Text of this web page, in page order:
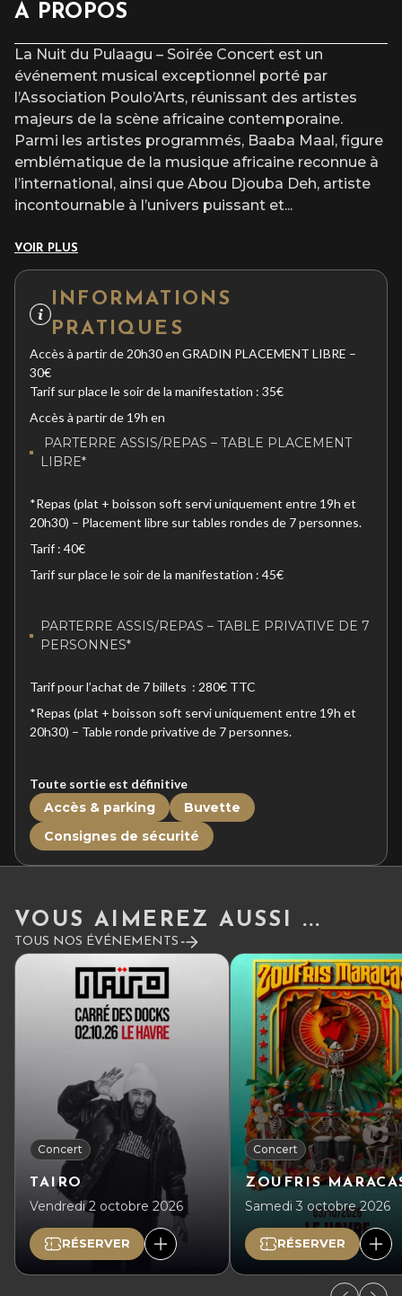
À PROPOS
La Nuit du Pulaagu – Soirée Concert est un
événement musical exceptionnel porté par
l’Association Poulo’Arts, réunissant des artistes
majeurs de la scène africaine contemporaine.
Parmi les artistes programmés, Baaba Maal, figure
emblématique de la musique africaine reconnue à
l’international, ainsi que Abou Djouba Deh, artiste
incontournable à l’univers puissant et...
VOIR PLUS
INFORMATIONS
PRATIQUES
Accès à partir de 20h30 en GRADIN PLACEMENT LIBRE –
30€
Tarif sur place le soir de la manifestation : 35€
Accès à partir de 19h en
PARTERRE ASSIS/REPAS – TABLE PLACEMENT
LIBRE*
*Repas (plat + boisson soft servi uniquement entre 19h et
20h30) – Placement libre sur tables rondes de 7 personnes.
Tarif : 40€
Tarif sur place le soir de la manifestation : 45€
PARTERRE ASSIS/REPAS – TABLE PRIVATIVE DE 7
PERSONNES*
Tarif pour l’achat de 7 billets : 280€ TTC
*Repas (plat + boisson soft servi uniquement entre 19h et
20h30) – Table ronde privative de 7 personnes.
Toute sortie est définitive
Accès & parking
Buvette
Consignes de sécurité
VOUS AIMEREZ AUSSI ...
TOUS NOS ÉVÉNEMENTS
Concert
TAIRO
Vendredi 2 octobre 2026
RÉSERVER
Concert
ZOUFRIS
Samedi 3 octobre 2026
RÉSERVER